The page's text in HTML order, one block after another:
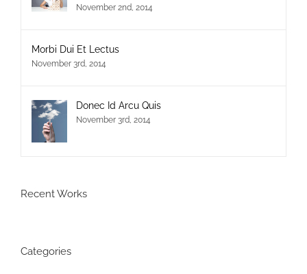
November 2nd, 2014
Morbi Dui Et Lectus
November 3rd, 2014
Donec Id Arcu Quis
November 3rd, 2014
Recent Works
Categories